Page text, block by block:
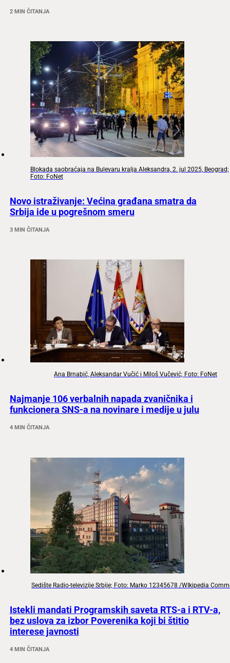
2 MIN ČITANJA
Blokada saobraćaja na Bulevaru kralja Aleksandra, 2. jul 2025, Beograd;
Foto: FoNet
Novo istraživanje: Većina građana smatra da
Srbija ide u pogrešnom smeru
3 MIN ČITANJA
Ana Brnabić, Aleksandar Vučić i Miloš Vučević; Foto: FoNet
Najmanje 106 verbalnih napada zvaničnika i
funkcionera SNS-a na novinare i medije u julu
4 MIN ČITANJA
Sedište Radio-televizije Srbije; Foto: Marko 12345678 /WIkipedia
Istekli mandati Programskih saveta RTS-a i RTV-a,
bez uslova za izbor Poverenika koji bi štitio
interese javnosti
4 MIN ČITANJA